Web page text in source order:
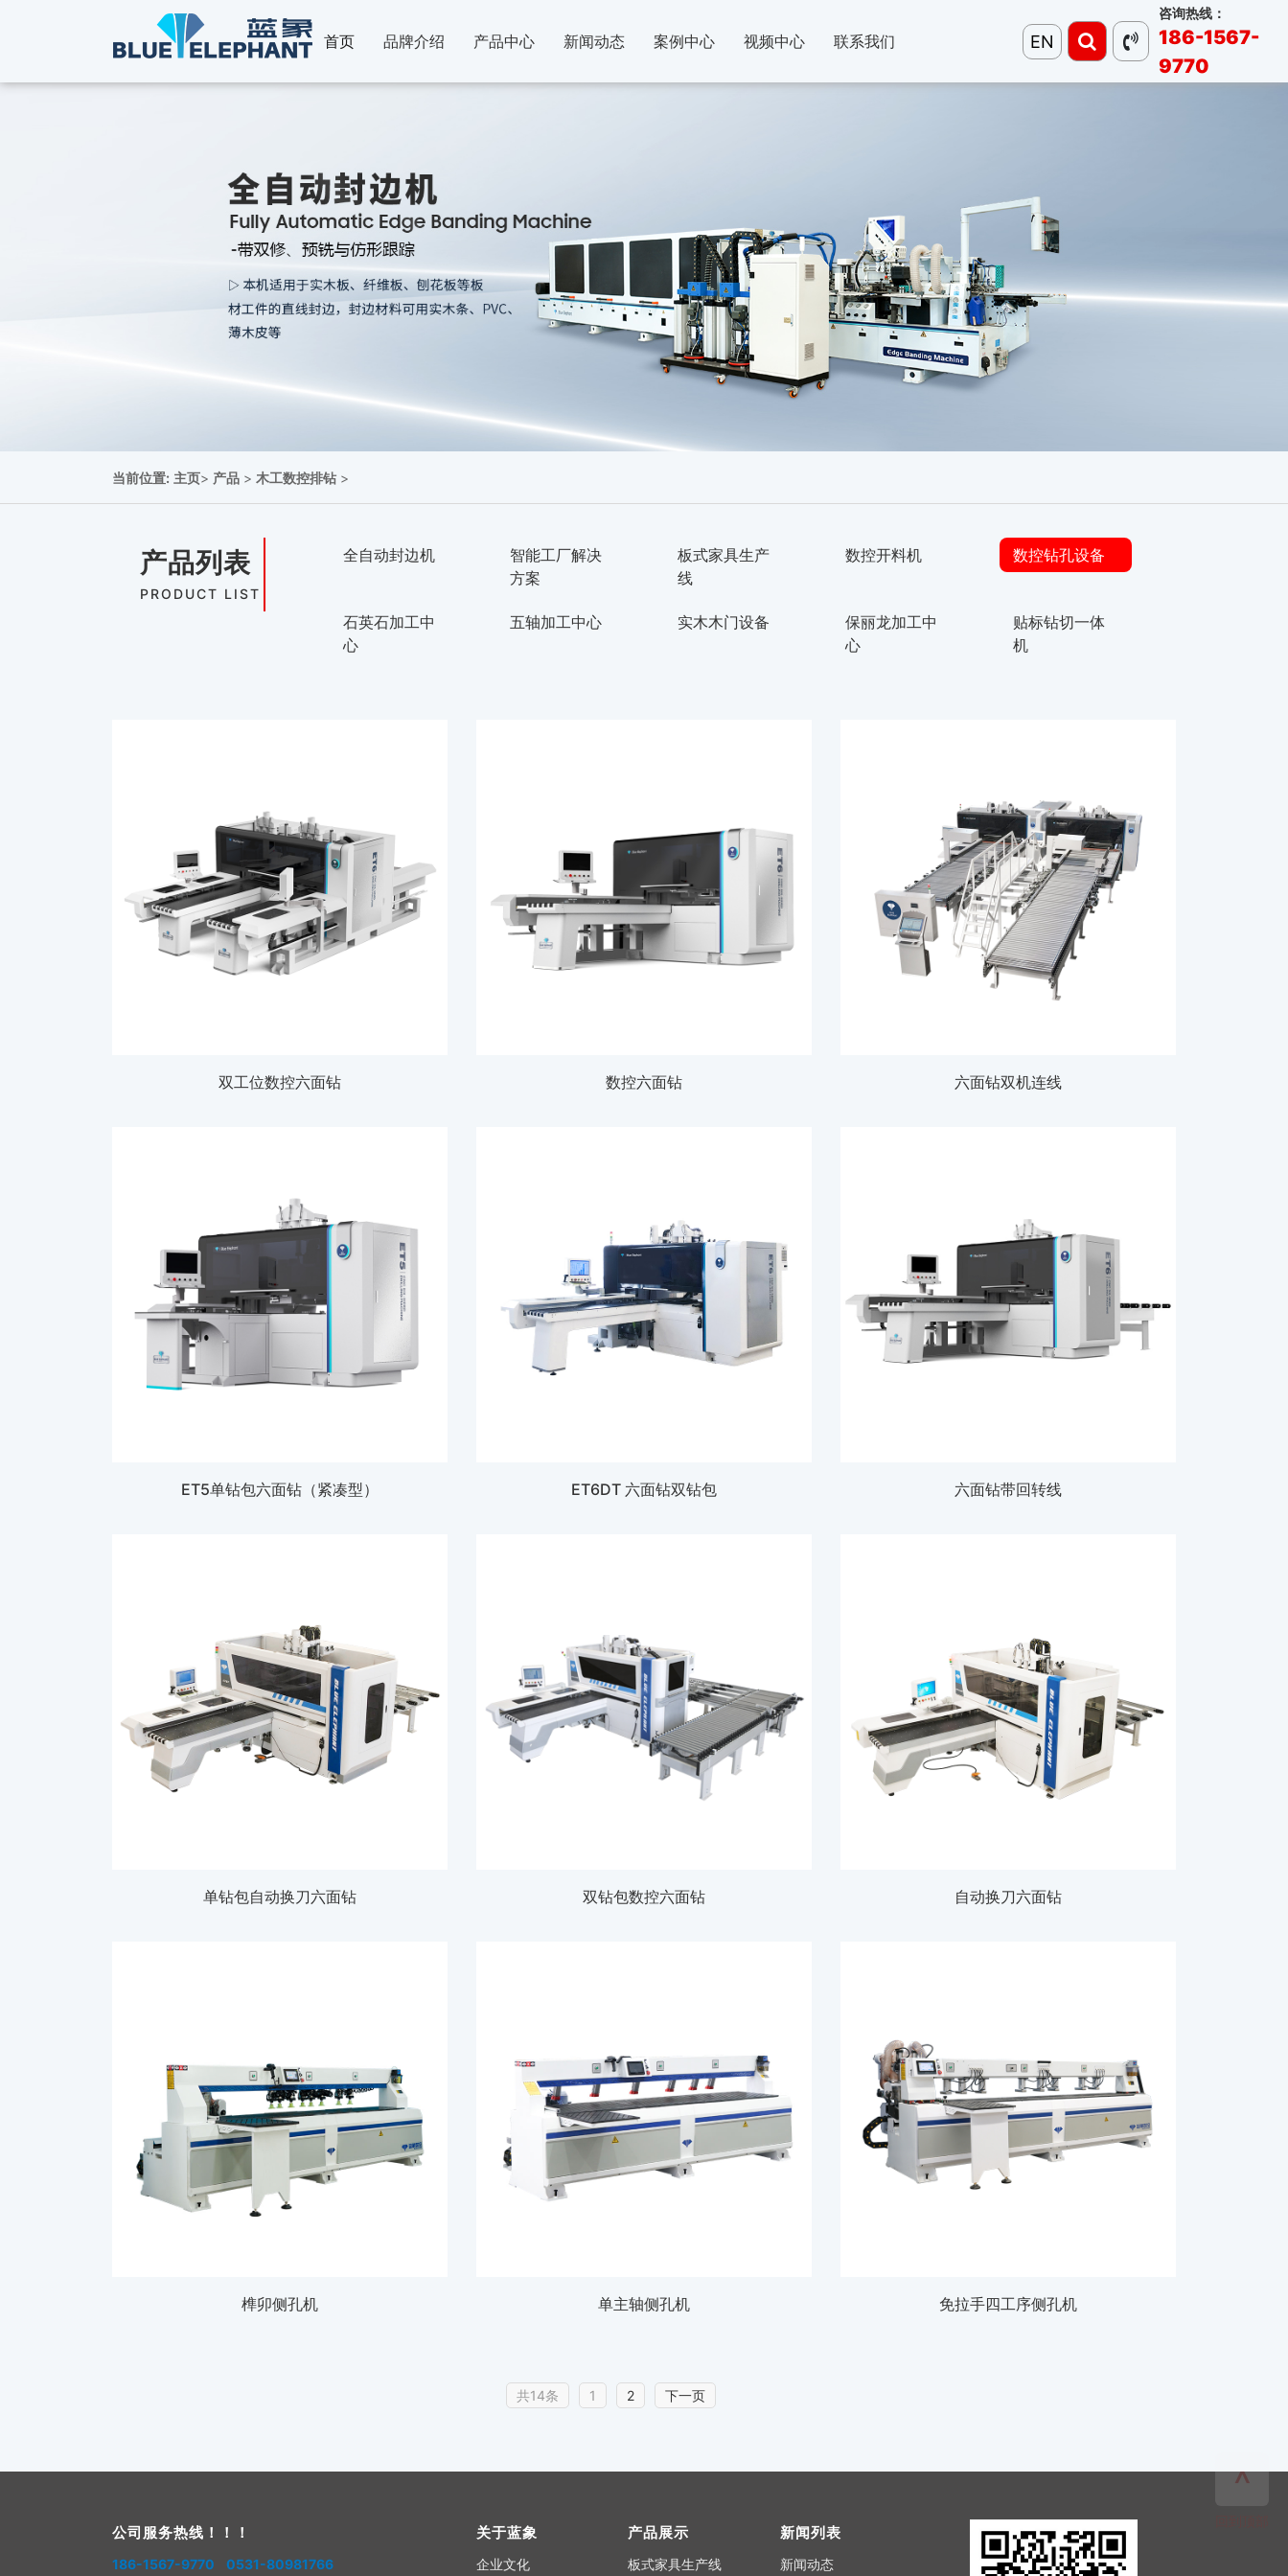
首页 品牌介绍 产品中心 新闻动态 案例中心 视频中心 联系我们 EN
咨询热线：
186-1567-
9770
当前位置: 主页> 产品 > 木工数控排钻 >
产品列表
PRODUCT LIST
全自动封边机
智能工厂解决
方案
板式家具生产
线
数控开料机 数控钻孔设备
石英石加工中
心
五轴加工中心 实木木门设备
保丽龙加工中
心
贴标钻切一体
机
双工位数控六面钻 数控六面钻 六面钻双机连线
ET5单钻包六面钻（紧凑型） ET6DT 六面钻双钻包 六面钻带回转线
单钻包自动换刀六面钻 双钻包数控六面钻 自动换刀六面钻
榫卯侧孔机 单主轴侧孔机 免拉手四工序侧孔机
共14条 1 2 下一页
公司服务热线！！！
186-1567-9770 0531-80981766
关于蓝象
企业文化
产品展示
板式家具生产线
新闻列表
新闻动态